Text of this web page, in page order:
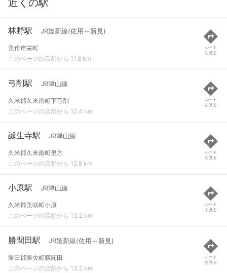
林野駅 JR姫新線(佐用～新見)
美作市栄町
このページの店舗から 11.8 km
ルート
を見る
弓削駅 JR津山線
久米郡久米南町下弓削
このページの店舗から 12.4 km
ルート
を見る
誕生寺駅 JR津山線
久米郡久米南町里方
このページの店舗から 12.8 km
ルート
を見る
小原駅 JR津山線
久米郡美咲町小原
このページの店舗から 13.2 km
ルート
を見る
勝間田駅 JR姫新線(佐用～新見)
勝田郡勝央町勝間田
このページの店舗から 13.2 km
ルート
を見る